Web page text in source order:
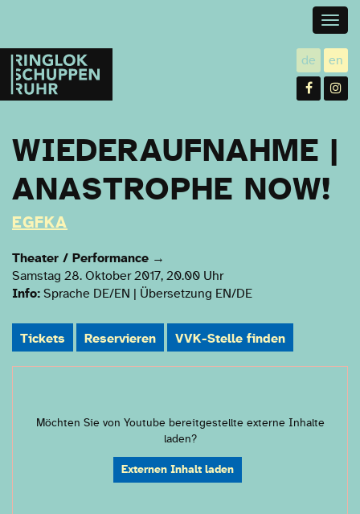
Ringlokschuppen
Ruhr
de utsch
en
WIEDERAUFNAHME |
ANASTROPHE NOW!
EGFKA
Theater / Performance →
Samstag 28. Oktober 2017, 20.00 Uhr
Info: Sprache DE/EN | Übersetzung EN/DE
Tickets Reservieren VVK-Stelle finden
Möchten Sie von Youtubebereitgestellte externe Inhalte
laden?
Externen Inhalt laden